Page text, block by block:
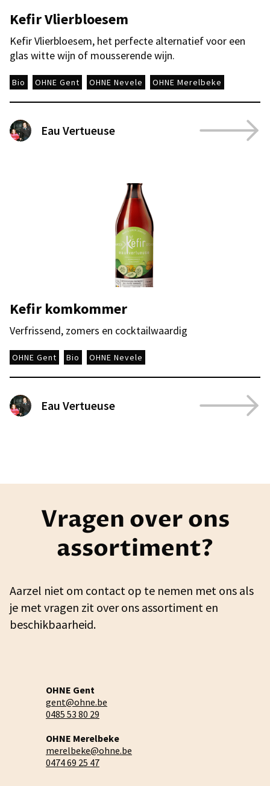
Kefir Vlierbloesem
Kefir Vlierbloesem, het perfecte alternatief voor een
glas witte wijn of mousserende wijn.
Bio OHNE Gent OHNE Nevele OHNE Merelbeke
Eau Vertueuse
Kefir komkommer
Verfrissend, zomers en cocktailwaardig
OHNE Gent Bio OHNE Nevele
Eau Vertueuse
Vragen over ons
assortiment?
Aarzel niet om contact op te nemen met ons als
je met vragen zit over ons assortiment en
beschikbaarheid.
OHNE Gent
gent@ohne.be
0485 53 80 29
OHNE Merelbeke
merelbeke@ohne.be
0474 69 25 47